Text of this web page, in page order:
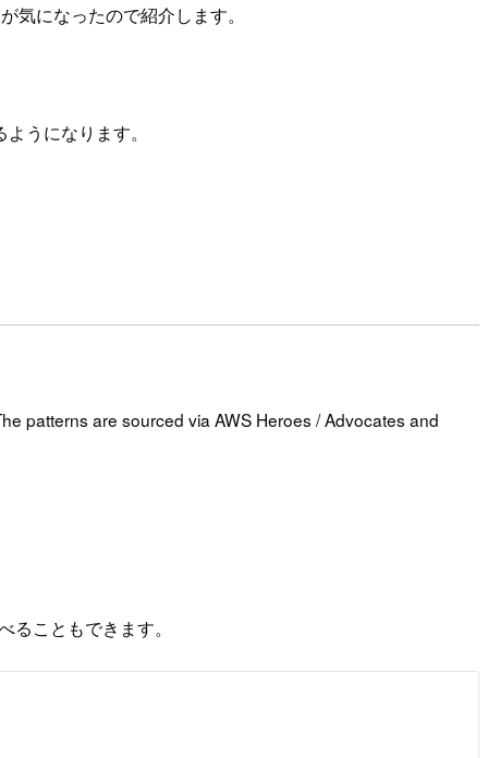
になったので紹介します。
うになります。
patterns are sourced via AWS Heroes / Advocates and
こともできます。